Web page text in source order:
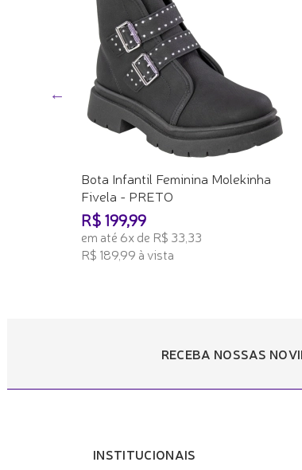
Bota Infantil Feminina Molekinha
Fivela - PRETO
R$ 199,99
em até 6x de R$ 33,33
R$ 189,99 à vista
RECEBA NOSSAS
INSTITUCIONAIS